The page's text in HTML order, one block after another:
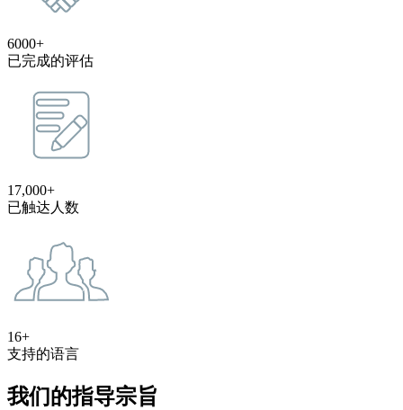
6000+
已完成的评估
17,000+
已触达人数
16+
支持的语言
我们的指导宗旨